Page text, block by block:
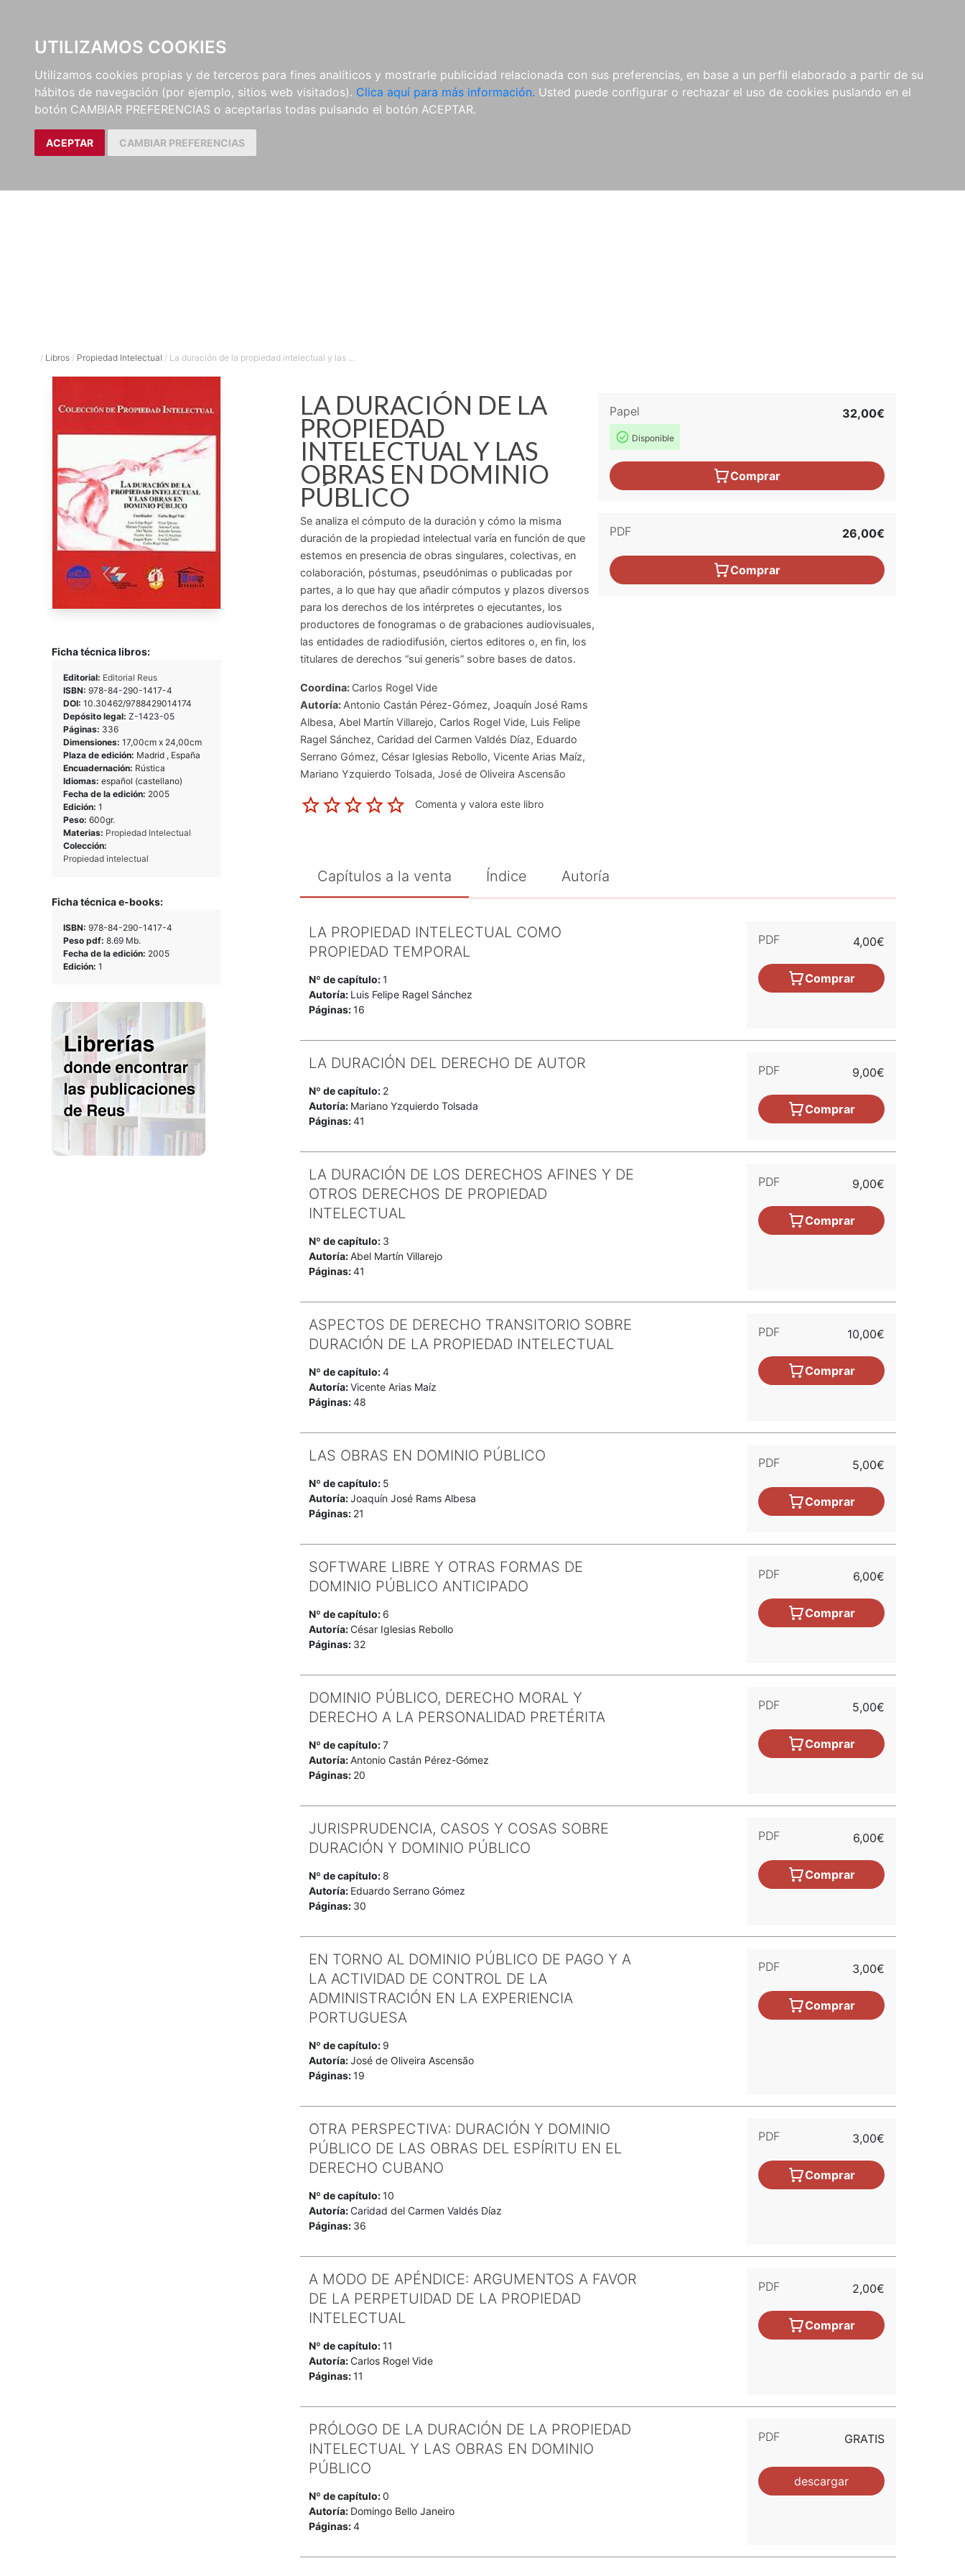
UTILIZAMOS COOKIES
Utilizamos cookies propias y de terceros para fines analíticos y mostrarle publicidad relacionada con sus preferencias, en base a un perfil elaborado a partir de su
hábitos de navegación (por ejemplo, sitios web visitados). Clica aquí para más información. Usted puede configurar o rechazar el uso de cookies puslando en el
botón CAMBIAR PREFERENCIAS o aceptarlas todas pulsando el botón ACEPTAR.
ACEPTAR CAMBIAR PREFERENCIAS
EDITORIAL E-BOOKS
LibrosAutoresColecciones
/ Libros / Propiedad Intelectual / La duración de la propiedad intelectual y las ...
Ficha técnica libros:
Editorial: Editorial Reus
ISBN: 978-84-290-1417-4
DOI: 10.30462/9788429014174
Depósito legal: Z-1423-05
Páginas: 336
Dimensiones: 17,00cm x 24,00cm
Plaza de edición: Madrid , España
Encuadernación: Rústica
Idiomas: español (castellano)
Fecha de la edición: 2005
Edición: 1
Peso: 600gr.
Materias: Propiedad Intelectual
Colección:
Propiedad intelectual
Ficha técnica e-books:
ISBN: 978-84-290-1417-4
Peso pdf: 8.69 Mb.
Fecha de la edición: 2005
Edición: 1
LA DURACIÓN DE LA
PROPIEDAD
INTELECTUAL Y LAS
OBRAS EN DOMINIO
PÚBLICO
Se analiza el cómputo de la duración y cómo la misma
duración de la propiedad intelectual varía en función de que
estemos en presencia de obras singulares, colectivas, en
colaboración, póstumas, pseudónimas o publicadas por
partes, a lo que hay que añadir cómputos y plazos diversos
para los derechos de los intérpretes o ejecutantes, los
productores de fonogramas o de grabaciones audiovisuales,
las entidades de radiodifusión, ciertos editores o, en fin, los
titulares de derechos “sui generis” sobre bases de datos.
Coordina: Carlos Rogel Vide
Autoría: Antonio Castán Pérez-Gómez, Joaquín José Rams
Albesa, Abel Martín Villarejo, Carlos Rogel Vide, Luis Felipe
Ragel Sánchez, Caridad del Carmen Valdés Díaz, Eduardo
Serrano Gómez, César Iglesias Rebollo, Vicente Arias Maíz,
Mariano Yzquierdo Tolsada, José de Oliveira Ascensão
Comenta y valora este libro
Papel
Disponible
32,00€
Comprar
PDF 26,00€
Comprar
Capítulos a la venta Índice Autoría
LA PROPIEDAD INTELECTUAL COMO
PROPIEDAD TEMPORAL
Nº de capítulo:1
Autoría: Luis Felipe Ragel Sánchez
Páginas:16
PDF 4,00€
Comprar
LA DURACIÓN DEL DERECHO DE AUTOR
Nº de capítulo: 2
Autoría: Mariano Yzquierdo Tolsada
Páginas:41
PDF 9,00€
Comprar
LA DURACIÓN DE LOS DERECHOS AFINES Y DE
OTROS DERECHOS DE PROPIEDAD
INTELECTUAL
Nº de capítulo: 3
Autoría:Abel Martín Villarejo
Páginas:41
PDF 9,00€
Comprar
ASPECTOS DE DERECHO TRANSITORIO SOBRE
DURACIÓN DE LA PROPIEDAD INTELECTUAL
Nº de capítulo:4
Autoría:Vicente Arias Maíz
Páginas:48
PDF 10,00€
Comprar
LAS OBRAS EN DOMINIO PÚBLICO
Nº de capítulo: 5
Autoría:Joaquín José Rams Albesa
Páginas: 21
PDF 5,00€
Comprar
SOFTWARE LIBRE Y OTRAS FORMAS DE
DOMINIO PÚBLICO ANTICIPADO
Nº de capítulo: 6
Autoría:César Iglesias Rebollo
Páginas: 32
PDF 6,00€
Comprar
DOMINIO PÚBLICO, DERECHO MORAL Y
DERECHO A LA PERSONALIDAD PRETÉRITA
Nº de capítulo:7
Autoría:Antonio Castán Pérez-Gómez
Páginas: 20
PDF 5,00€
Comprar
JURISPRUDENCIA, CASOS Y COSAS SOBRE
DURACIÓN Y DOMINIO PÚBLICO
Nº de capítulo: 8
Autoría: Eduardo Serrano Gómez
Páginas: 30
PDF 6,00€
Comprar
EN TORNO AL DOMINIO PÚBLICO DE PAGO Y A
LA ACTIVIDAD DE CONTROL DE LA
ADMINISTRACIÓN EN LA EXPERIENCIA
PORTUGUESA
Nº de capítulo: 9
Autoría:José de Oliveira Ascensão
Páginas:19
PDF 3,00€
Comprar
OTRA PERSPECTIVA: DURACIÓN Y DOMINIO
PÚBLICO DE LAS OBRAS DEL ESPÍRITU EN EL
DERECHO CUBANO
Nº de capítulo:10
Autoría:Caridad del Carmen Valdés Díaz
Páginas: 36
PDF 3,00€
Comprar
A MODO DE APÉNDICE: ARGUMENTOS A FAVOR
DE LA PERPETUIDAD DE LA PROPIEDAD
INTELECTUAL
Nº de capítulo:11
Autoría:Carlos Rogel Vide
Páginas:11
PDF 2,00€
Comprar
PRÓLOGO DE LA DURACIÓN DE LA PROPIEDAD
INTELECTUAL Y LAS OBRAS EN DOMINIO
PÚBLICO
Nº de capítulo:0
Autoría: Domingo Bello Janeiro
Páginas:4
PDF GRATIS
descargar